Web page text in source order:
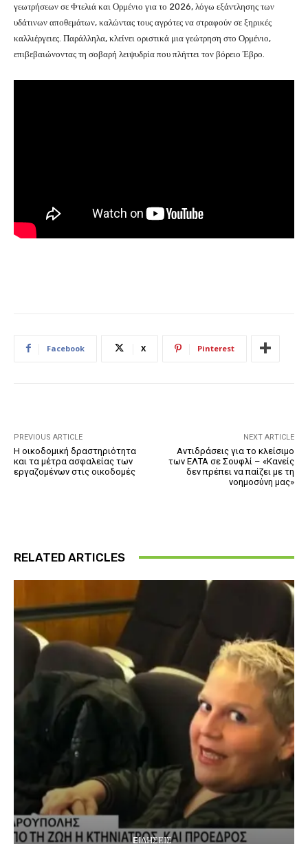
γεωτρήσεων σε Φτελιά και Ορμένιο για το 2026, λόγω εξάντλησης των
υδάτινων αποθεμάτων, καλώντας τους αγρότες να στραφούν σε ξηρικές
καλλιέργειες. Παράλληλα, κλείνει οριστικά μια γεώτρηση στο Ορμένιο,
επιβεβαιώνοντας τη σοβαρή λειψυδρία που πλήττει τον βόρειο Έβρο.
Facebook X Pinterest
PREVIOUS ARTICLE
Η οικοδομική δραστηριότητα
και τα μέτρα ασφαλείας των
εργαζομένων στις οικοδομές
NEXT ARTICLE
Αντιδράσεις για το κλείσιμο
των ΕΛΤΑ σε Σουφλί – «Κανείς
δεν πρέπει να παίζει με τη
νοημοσύνη μας»
RELATED ARTICLES
EΙΔΗΣΕΙΣ